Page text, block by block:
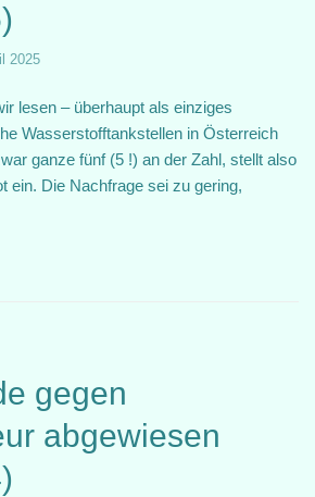
2025
lesen – überhaupt als einziges
Wasserstofftankstellen in Österreich
ganze fünf (5 !) an der Zahl, stellt also
ein. Die Nachfrage sei zu gering,
gegen
abgewiesen